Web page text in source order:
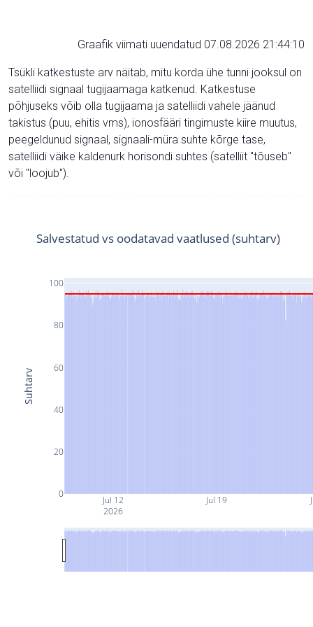
Graafik viimati uuendatud 07.08.2026 21:44:10
Tsükli katkestuste arv näitab, mitu korda ühe tunni jooksul on
satelliidi signaal tugijaamaga katkenud. Katkestuse
põhjuseks võib olla tugijaama ja satelliidi vahele jäänud
takistus (puu, ehitis vms), ionosfääri tingimuste kiire muutus,
peegeldunud signaal, signaali-müra suhte kõrge tase,
satelliidi väike kaldenurk horisondi suhtes (satelliit "tõuseb"
või "loojub").
Jul 12
2026
Jul 19
0
20
40
60
80
100
Salvestatud vs oodatavad vaatlused (suhtarv)
Suhtarv